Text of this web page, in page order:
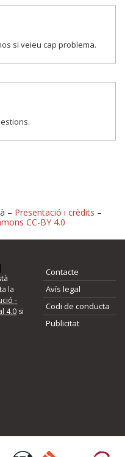
si veieu cap problema.
millores o
alguna millora, ompliu els
l'error del qual voleu informar-
– Presentació i crèdits –
CC-BY 4.0
la
-
4.0 si
Contacte
Avís legal
Codi de conducta
Publicitat